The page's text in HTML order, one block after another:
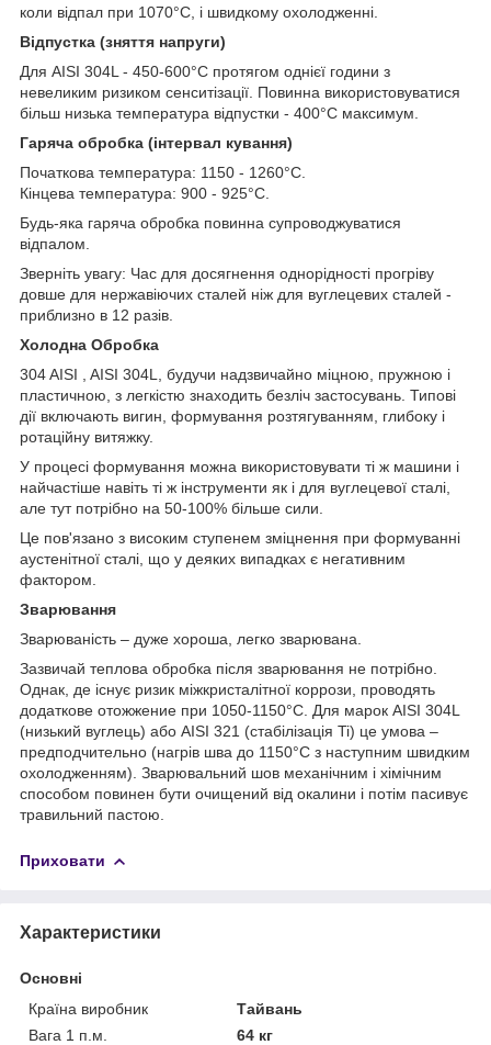
коли відпал при 1070°C, і швидкому охолодженні.
Відпустка (зняття напруги)
Для AISI 304L - 450-600°C протягом однієї години з
невеликим ризиком сенситізації. Повинна використовуватися
більш низька температура відпустки - 400°C максимум.
Гаряча обробка (інтервал кування)
Початкова температура: 1150 - 1260°C.
Кінцева температура: 900 - 925°C.
Будь-яка гаряча обробка повинна супроводжуватися
відпалом.
Зверніть увагу: Час для досягнення однорідності прогріву
довше для нержавіючих сталей ніж для вуглецевих сталей -
приблизно в 12 разів.
Холодна Обробка
304 AISI , AISI 304L, будучи надзвичайно міцною, пружною і
пластичною, з легкістю знаходить безліч застосувань. Типові
дії включають вигин, формування розтягуванням, глибоку і
ротаційну витяжку.
У процесі формування можна використовувати ті ж машини і
найчастіше навіть ті ж інструменти як і для вуглецевої сталі,
але тут потрібно на 50-100% більше сили.
Це пов'язано з високим ступенем зміцнення при формуванні
аустенітної сталі, що у деяких випадках є негативним
фактором.
Зварювання
Зварюваність – дуже хороша, легко зварювана.
Зазвичай теплова обробка після зварювання не потрібно.
Однак, де існує ризик міжкристалітної коррози, проводять
додаткове отожжение при 1050-1150°С. Для марок AISI 304L
(низький вуглець) або AISI 321 (стабілізація Ti) це умова –
предподчительно (нагрів шва до 1150°С з наступним швидким
охолодженням). Зварювальний шов механічним і хімічним
способом повинен бути очищений від окалини і потім пасивує
травильний пастою.
Приховати
Характеристики
Основні
Країна виробник
Тайвань
Вага 1 п.м.
64 кг